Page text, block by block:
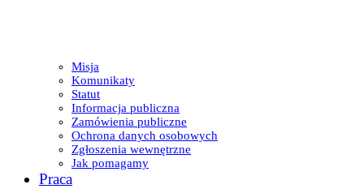
Misja
Komunikaty
Statut
Informacja publiczna
Zamówienia publiczne
Ochrona danych osobowych
Zgłoszenia wewnętrzne
Jak pomagamy
Praca